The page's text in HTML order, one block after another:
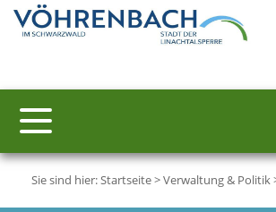
Sie sind hier:Startseite>Verwaltung & Politik